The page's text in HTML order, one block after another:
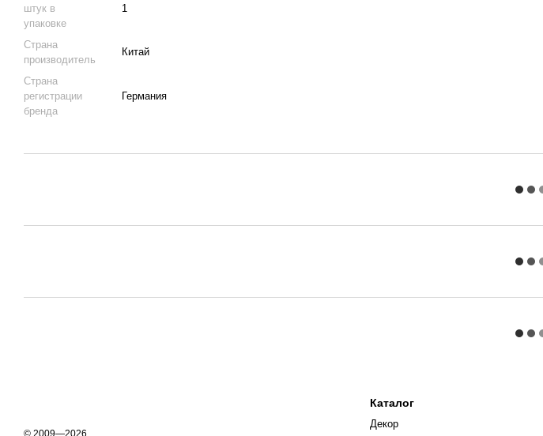
штук в
упаковке
1
Страна
производитель
Китай
Страна
регистрации
бренда
Германия
© 2009—2026
Каталог
Декор